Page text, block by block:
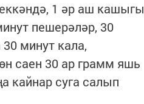
1 әр аш кашыгы
пешерәләр, 30
минут кала,
саен 30 ар грамм яшь
кайнар суга салып